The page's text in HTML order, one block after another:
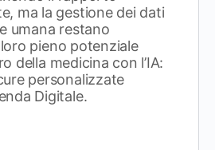
ma la gestione dei dati
umana restano
pieno potenziale
della medicina con l’IA:
personalizzate
Digitale.